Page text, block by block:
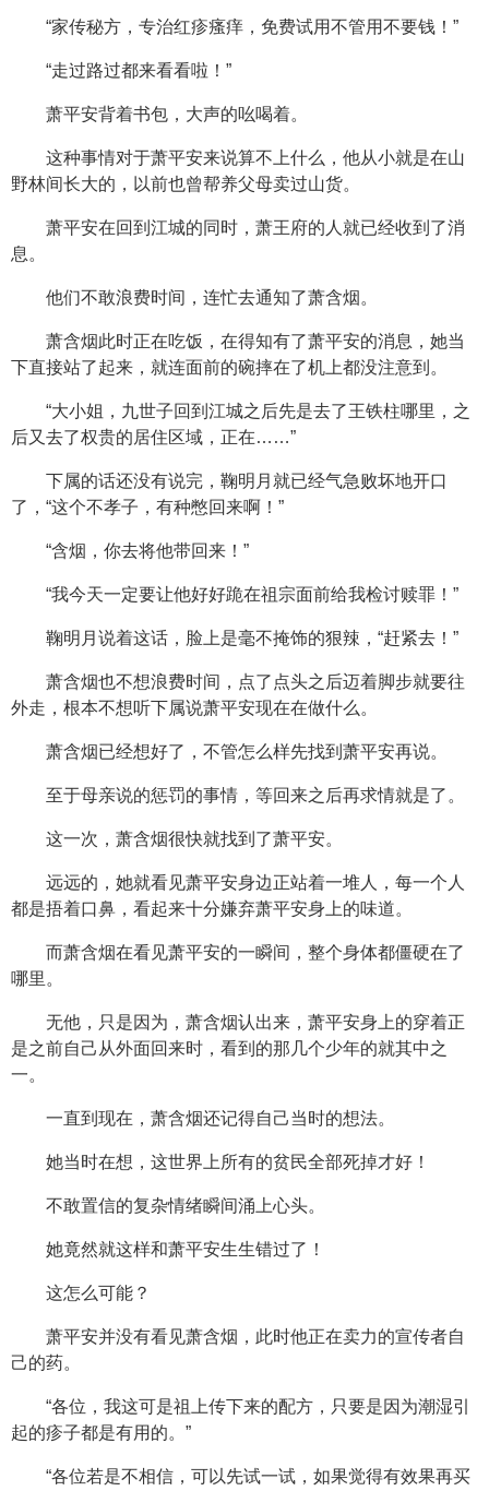
“家传秘方，专治红疹瘙痒，免费试用不管用不要钱！”
“走过路过都来看看啦！”
萧平安背着书包，大声的吆喝着。
这种事情对于萧平安来说算不上什么，他从小就是在山
野林间长大的，以前也曾帮养父母卖过山货。
萧平安在回到江城的同时，萧王府的人就已经收到了消
息。
他们不敢浪费时间，连忙去通知了萧含烟。
萧含烟此时正在吃饭，在得知有了萧平安的消息，她当
下直接站了起来，就连面前的碗摔在了机上都没注意到。
“大小姐，九世子回到江城之后先是去了王铁柱哪里，之
后又去了权贵的居住区域，正在……”
下属的话还没有说完，鞠明月就已经气急败坏地开口
了，“这个不孝子，有种憋回来啊！”
“含烟，你去将他带回来！”
“我今天一定要让他好好跪在祖宗面前给我检讨赎罪！”
鞠明月说着这话，脸上是毫不掩饰的狠辣，“赶紧去！”
萧含烟也不想浪费时间，点了点头之后迈着脚步就要往
外走，根本不想听下属说萧平安现在在做什么。
萧含烟已经想好了，不管怎么样先找到萧平安再说。
至于母亲说的惩罚的事情，等回来之后再求情就是了。
这一次，萧含烟很快就找到了萧平安。
远远的，她就看见萧平安身边正站着一堆人，每一个人
都是捂着口鼻，看起来十分嫌弃萧平安身上的味道。
而萧含烟在看见萧平安的一瞬间，整个身体都僵硬在了
哪里。
无他，只是因为，萧含烟认出来，萧平安身上的穿着正
是之前自己从外面回来时，看到的那几个少年的就其中之
一。
一直到现在，萧含烟还记得自己当时的想法。
她当时在想，这世界上所有的贫民全部死掉才好！
不敢置信的复杂情绪瞬间涌上心头。
她竟然就这样和萧平安生生错过了！
这怎么可能？
萧平安并没有看见萧含烟，此时他正在卖力的宣传者自
己的药。
“各位，我这可是祖上传下来的配方，只要是因为潮湿引
起的疹子都是有用的。”
“各位若是不相信，可以先试一试，如果觉得有效果再买